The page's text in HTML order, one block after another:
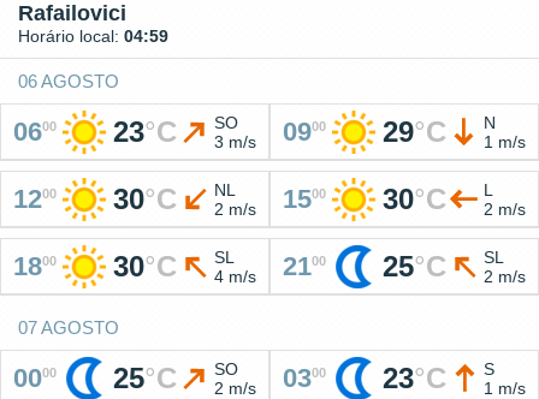
Rafailovici
Horário local: 04:59
06 AGOSTO
0600 23°C
SO
3 m/s
0900 29°C
N
1 m/s
1200 30°C
NL
2 m/s
1500 30°C
L
2 m/s
1800 30°C
SL
4 m/s
2100 25°C
SL
2 m/s
07 AGOSTO
0000 25°C
SO
2 m/s
0300 23°C
S
1 m/s